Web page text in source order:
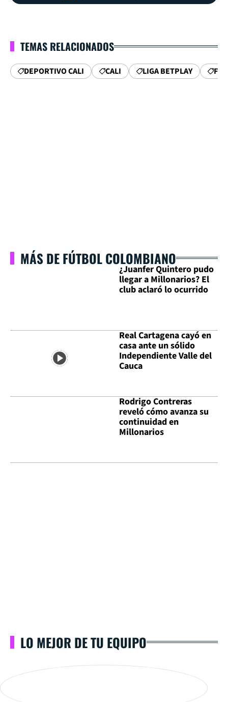
TEMAS RELACIONADOS
DEPORTIVO CALI CALI LIGA BETPLAY FPC
MÁS DE FÚTBOL COLOMBIANO
¿Juanfer Quintero pudo
llegar a Millonarios? El
club aclaró lo ocurrido
Real Cartagena cayó en
casa ante un sólido
Independiente Valle del
Cauca
Rodrigo Contreras
reveló cómo avanza su
continuidad en
Millonarios
LO MEJOR DE TU EQUIPO